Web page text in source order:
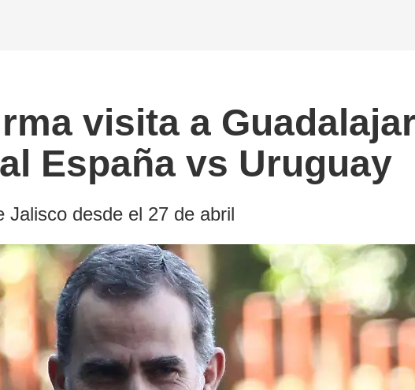
visita a
España vs Uruguay
Jalisco desde el 27 de abril